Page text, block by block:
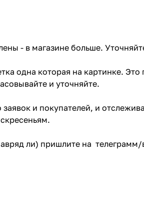
- в магазине больше.
одна которая на картинке. Это
и уточняйте.
и покупателей, и
ли) пришлите на